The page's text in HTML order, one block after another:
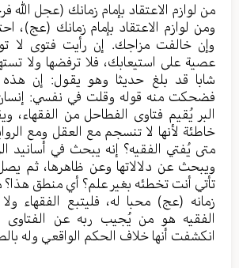
من لوازم الاعتقاد بإمام زمانك (عجل الله
ومن لوازم الاعتقاد بإمام زمانك (عج)،
وإن خالفت مزاجك. إن رأيت فتوى لا
عصية على استيعابك، فلا ترفضها ولا
شابا قد بلغ حديثا وهو يقول: إن هذه
فضحكت منه قوله وقلت في نفسي: إنسان
البر يُقيم فتاوى الفطاحل من الفقهاء،
خاطئة لأنها لا تنسجم مع العقل ومع
متى يُفتي الفقيه؟ إنه يبحث في أسانيد
ويبحث عن دلالاتها وعن ظاهرها، ثم
تأتي أنت تخطئه بغير علم؟ أي منطق هذا؟
زمانه (عج) محبا له، فليتبع الفقهاء
الفقيه هو من يُجيب ربه عن الفتاوى
انكشفت أنها خلاف الحكم الواقعي وله